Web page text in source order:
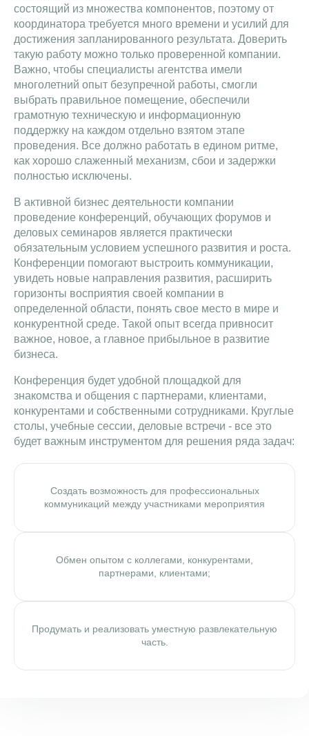
состоящий из множества компонентов, поэтому от
координатора требуется много времени и усилий для
достижения запланированного результата. Доверить
такую работу можно только проверенной компании.
Важно, чтобы специалисты агентства имели
многолетний опыт безупречной работы, смогли
выбрать правильное помещение, обеспечили
грамотную техническую и информационную
поддержку на каждом отдельно взятом этапе
проведения. Все должно работать в едином ритме,
как хорошо слаженный механизм, сбои и задержки
полностью исключены.
В активной бизнес деятельности компании
проведение конференций, обучающих форумов и
деловых семинаров является практически
обязательным условием успешного развития и роста.
Конференции помогают выстроить коммуникации,
увидеть новые направления развития, расширить
горизонты восприятия своей компании в
определенной области, понять свое место в мире и
конкурентной среде. Такой опыт всегда привносит
важное, новое, а главное прибыльное в развитие
бизнеса.
Конференция будет удобной площадкой для
знакомства и общения с партнерами, клиентами,
конкурентами и собственными сотрудниками. Круглые
столы, учебные сессии, деловые встречи - все это
будет важным инструментом для решения ряда задач:
Создать возможность для профессиональных
коммуникаций между участниками мероприятия
Обмен опытом с коллегами, конкурентами,
партнерами, клиентами;
Продумать и реализовать уместную развлекательную
часть.